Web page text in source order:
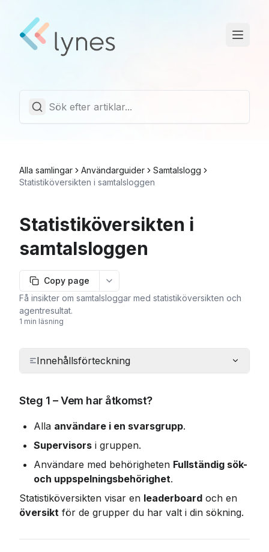
Alla samlingar Användarguider
Samtalslogg
Statistiköversikten i samtalsloggen
Statistiköversikten i
samtalsloggen
Copy page
More options
Få insikter om samtalsloggar med statistiköversikten och
agentresultat.
1 min läsning
Innehållsförteckning
Steg 1 – Vem har åtkomst?
Alla användare i en svarsgrupp.
Supervisors i gruppen.
Användare med behörigheten Fullständig sök-
och uppspelningsbehörighet.
Statistiköversikten visar en leaderboard och en
översikt för de grupper du har valt i din sökning.